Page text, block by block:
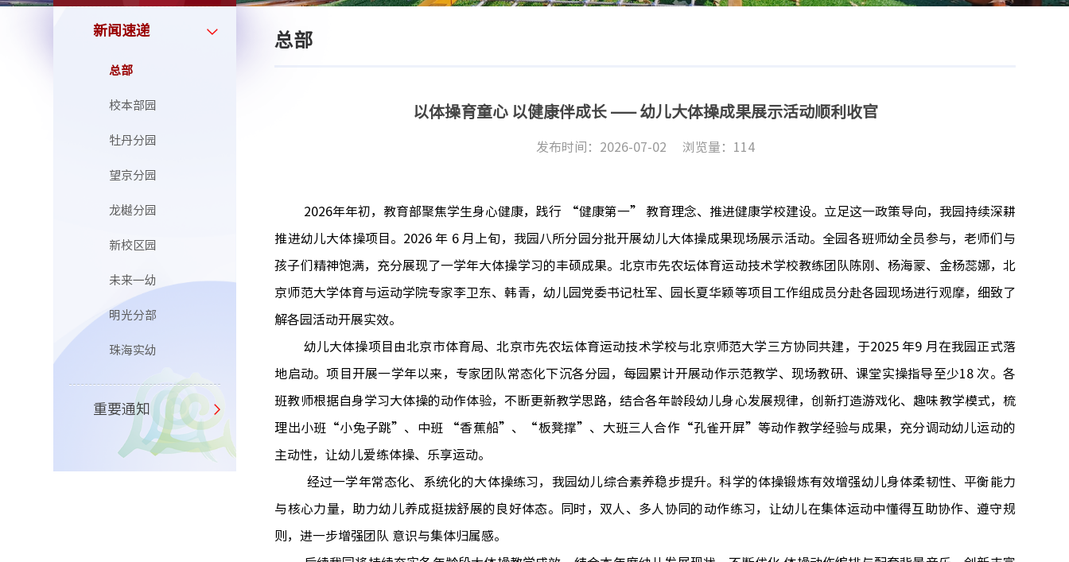
新闻速递
总部
校本部园
牡丹分园
望京分园
龙樾分园
新校区园
未来一幼
明光分部
珠海实幼
重要通知
总部
以体操育童心 以健康伴成长 —— 幼儿大体操成果展示活动顺利收官
发布时间：2026-07-02 浏览量： 114
2026年年初，教育部聚焦学生身心健康，践行 “健康第一” 教育理念、推进健康学校建设。立足这一政策导向，我园持续深耕
推进幼儿大体操项目。2026 年 6 月上旬，我园八所分园分批开展幼儿大体操成果现场展示活动。全园各班师幼全员参与，老师们与
孩子们精神饱满，充分展现了一学年大体操学习的丰硕成果。北京市先农坛体育运动技术学校教练团队陈刚、杨海蒙、金杨蕊娜，北
京师范大学体育与运动学院专家李卫东、韩青，幼儿园党委书记杜军、园长夏华颖等项目工作组成员分赴各园现场进行观摩，细致了
解各园活动开展实效。
幼儿大体操项目由北京市体育局、北京市先农坛体育运动技术学校与北京师范大学三方协同共建，于2025年9 月在我园正式落
地启动。项目开展一学年以来，专家团队常态化下沉各分园，每园累计开展动作示范教学、现场教研、课堂实操指导至少18次。各
班教师根据自身学习大体操的动作体验，不断更新教学思路，结合各年龄段幼儿身心发展规律，创新打造游戏化、趣味教学模式，梳
理出小班 “小兔子跳”、中班 “香蕉船”、“板凳撑”、大班三人合作“孔雀开屏”等动作教学经验与成果，充分调动幼儿运动的
主动性，让幼儿爱练体操、乐享运动。
经过一学年常态化、系统化的大体操练习，我园幼儿综合素养稳步提升。科学的体操锻炼有效增强幼儿身体柔韧性、平衡能力
与核心力量，助力幼儿养成挺拔舒展的良好体态。同时，双人、多人协同的动作练习，让幼儿在集体运动中懂得互助协作、遵守规
则，进一步增强团队 意识与集体归属感。